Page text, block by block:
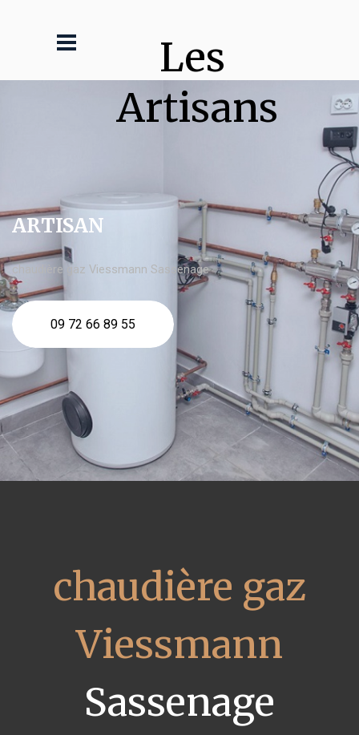
Les
Artisans
ARTISAN
chaudière gaz Viessmann Sassenage
09 72 66 89 55
chaudière gaz
Viessmann
Sassenage